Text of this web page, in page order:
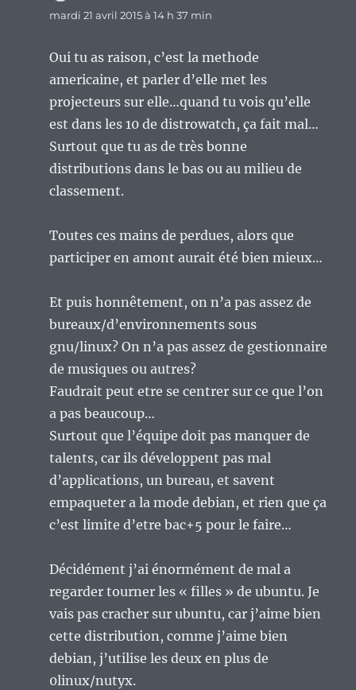
mardi 21 avril 2015 à 14 h 37 min
Oui tu as raison, c’est la methode
americaine, et parler d’elle met les
projecteurs sur elle…quand tu vois qu’elle
est dans les 10 de distrowatch, ça fait mal…
Surtout que tu as de très bonne
distributions dans le bas ou au milieu de
classement.
Toutes ces mains de perdues, alors que
participer en amont aurait été bien mieux…
Et puis honnêtement, on n’a pas assez de
bureaux/d’environnements sous
gnu/linux? On n’a pas assez de gestionnaire
de musiques ou autres?
Faudrait peut etre se centrer sur ce que l’on
a pas beaucoup…
Surtout que l’équipe doit pas manquer de
talents, car ils développent pas mal
d’applications, un bureau, et savent
empaqueter a la mode debian, et rien que ça
c’est limite d’etre bac+5 pour le faire…
Décidément j’ai énormément de mal a
regarder tourner les « filles » de ubuntu. Je
vais pas cracher sur ubuntu, car j’aime bien
cette distribution, comme j’aime bien
debian, j’utilise les deux en plus de
0linux/nutyx.